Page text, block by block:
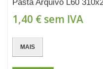
Pasta Arquivo L60
1,40 € sem IVA
MAIS